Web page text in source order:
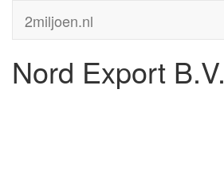
2miljoen.nl
Nord Export B.V.